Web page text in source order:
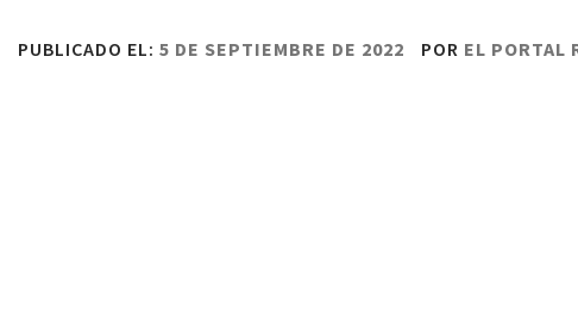
PUBLICADO EL: 5 DE SEPTIEMBRE DE 2022 POR EL PORTAL